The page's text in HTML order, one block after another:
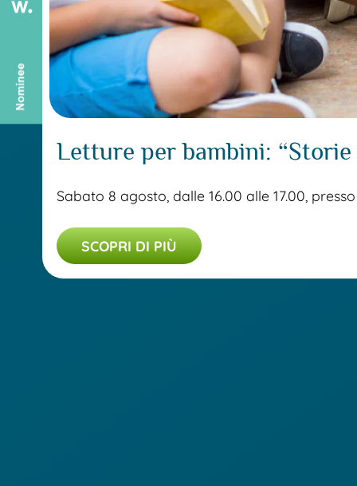
Letture per bambini: “Storie
Sabato 8 agosto, dalle 16.00 alle 17.00,
SCOPRI DI PIÙ